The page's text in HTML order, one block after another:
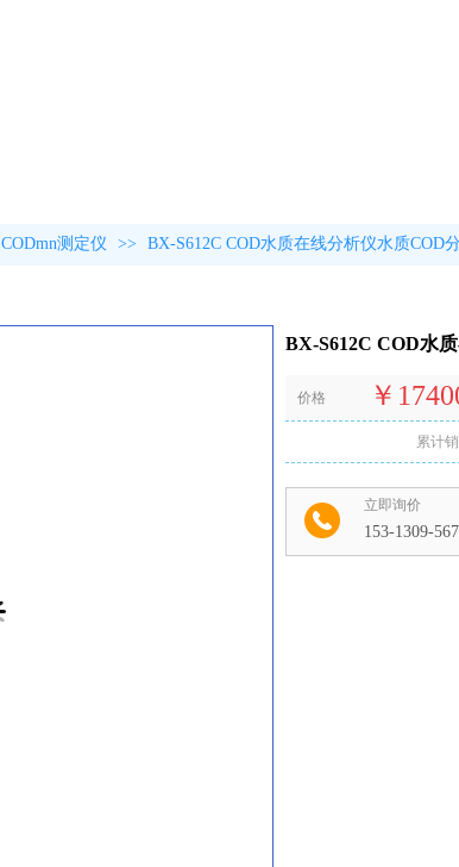
CODmn测定仪 >> BX-S612C COD水质在线分析仪水质COD
BX-S612C COD水
价格 ￥
累计
立即询价
153-1309-